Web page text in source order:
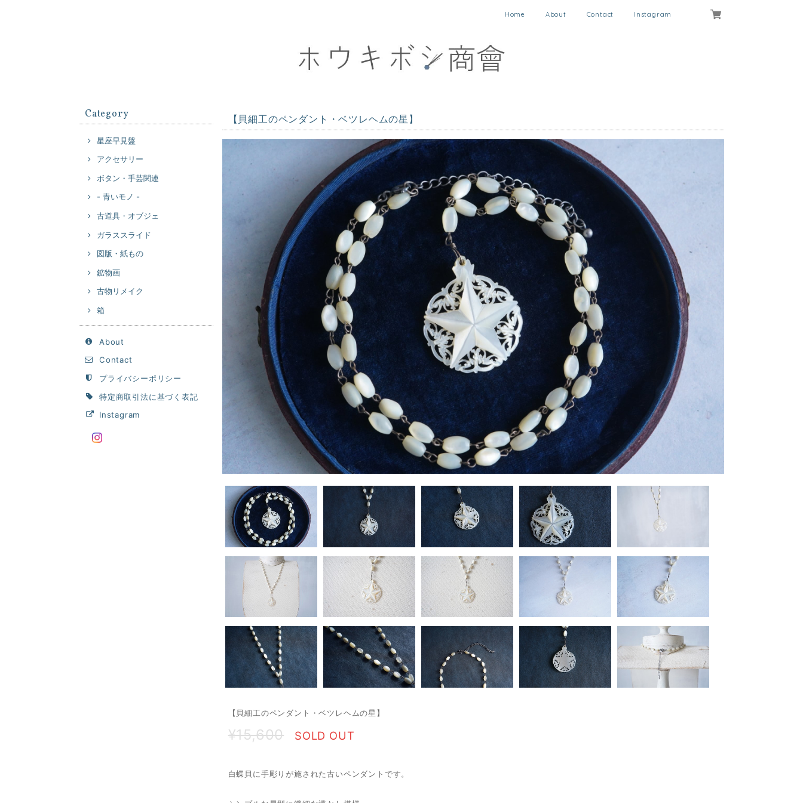
Home About Contact Instagram
Category
星座早見盤
アクセサリー
ボタン・手芸関連
- 青いモノ -
古道具・オブジェ
ガラススライド
図版・紙もの
鉱物画
古物リメイク
箱
About
Contact
プライバシーポリシー
特定商取引法に基づく表記
Instagram
【貝細工のペンダント・ベツレヘムの星】
【貝細工のペンダント・ベツレヘムの星】
¥15,600 SOLD OUT
白蝶貝に手彫りが施された古いペンダントです。